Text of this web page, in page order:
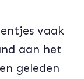
vaak
aan het
geleden